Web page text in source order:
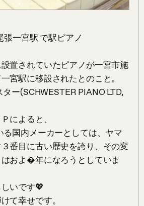
張一宮駅 で駅ピアノ
置されていたピアノが一宮市施
宮駅に移設されたとのこと。
ター(SCHWESTER PIANO LTD,
によると、
る国内メーカーとしては、ヤマ
番目に古い歴史を誇り、その変
およ�年になろうとしていま
いです💖
て幸せです。